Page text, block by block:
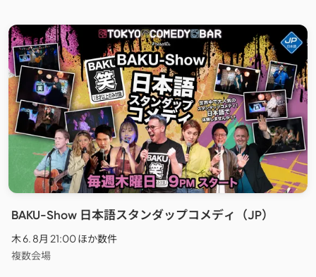
BAKU-Show 日本語スタンダップコメディ（JP）
木 6. 8月 21:00 ほか数件
複数会場